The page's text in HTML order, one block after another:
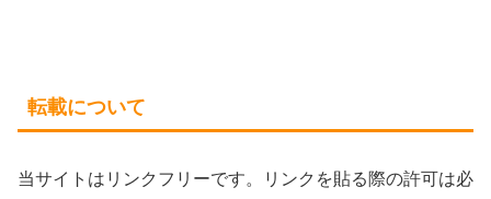
転載について
当サイトはリンクフリーです。リンクを貼る際の許可は必